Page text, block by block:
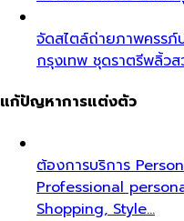
จัดสไตล์ถ่ายภาพครรภ์
กรุงเทพ ชุดราตรีพลิ้ว
แก้ปัญหาการแต่งตัว
ต้องการบริการ
Professional
Shopping, Style…